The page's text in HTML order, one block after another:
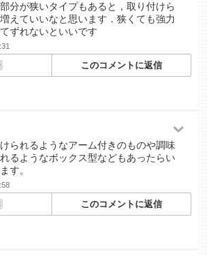
分が狭いタイプもあると，取り付けら
えていいなと思います．狭くても強力
ずれないといいです
このコメントに返信
られるようなアーム付きのものや調味
るようなボックス型などもあったらい
す。
このコメントに返信